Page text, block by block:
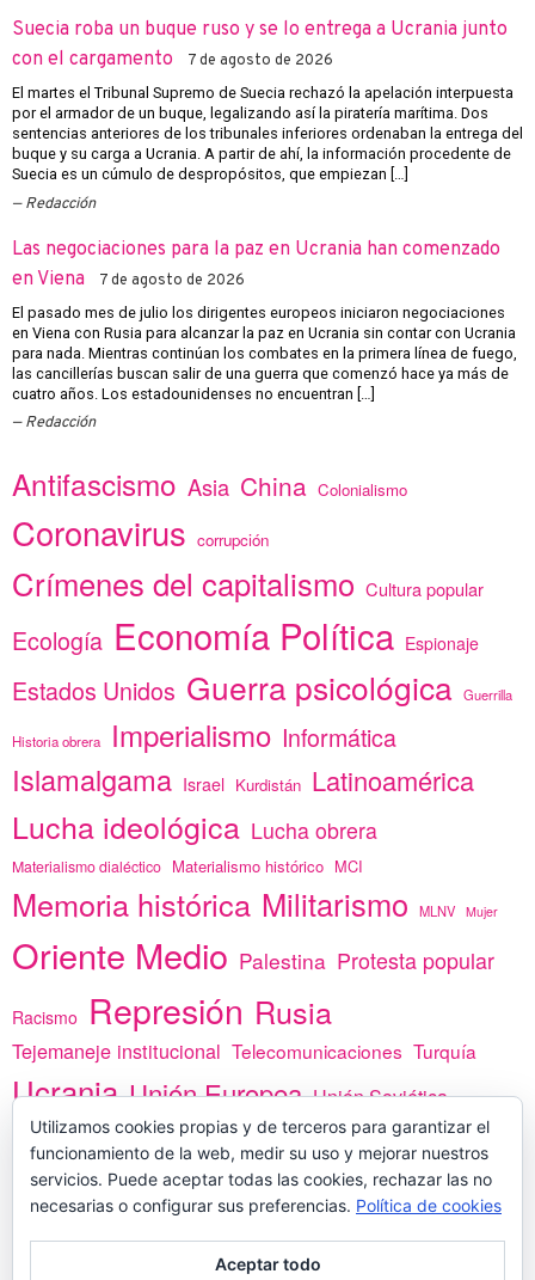
Suecia roba un buque ruso y se lo entrega a Ucrania junto
con el cargamento
7 de agosto de 2026
El martes el Tribunal Supremo de Suecia rechazó la apelación interpuesta
por el armador de un buque, legalizando así la piratería marítima. Dos
sentencias anteriores de los tribunales inferiores ordenaban la entrega del
buque y su carga a Ucrania. A partir de ahí, la información procedente de
Suecia es un cúmulo de despropósitos, que empiezan […]
Redacción
Las negociaciones para la paz en Ucrania han comenzado
en Viena
7 de agosto de 2026
El pasado mes de julio los dirigentes europeos iniciaron negociaciones
en Viena con Rusia para alcanzar la paz en Ucrania sin contar con Ucrania
para nada. Mientras continúan los combates en la primera línea de fuego,
las cancillerías buscan salir de una guerra que comenzó hace ya más de
cuatro años. Los estadounidenses no encuentran […]
Redacción
Antifascismo Asia China Colonialismo
Coronavirus corrupción
Crímenes del capitalismo Cultura popular
Ecología Economía Política Espionaje
Estados Unidos Guerra psicológica Guerrilla
Historia obrera Imperialismo Informática
Islamalgama Israel Kurdistán Latinoamérica
Lucha ideológica Lucha obrera
Materialismo dialéctico Materialismo histórico MCI
Memoria histórica Militarismo MLNV Mujer
Oriente Medio Palestina Protesta popular
Racismo Represión Rusia
Tejemaneje institucional Telecomunicaciones Turquía
Ucrania Unión Europea Unión Soviética
vacunas Yemen África
PREGÚNTANOS
Utilizamos cookies propias y de terceros para garantizar el
funcionamiento de la web, medir su uso y mejorar nuestros
servicios. Puede aceptar todas las cookies, rechazar las no
necesarias o configurar sus preferencias. Política de cookies
Aceptar todo